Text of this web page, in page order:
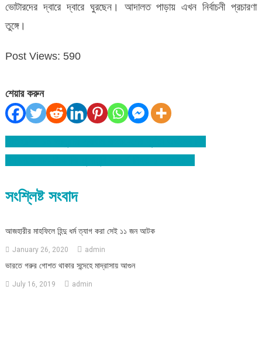
ভোটারদের দ্বারে দ্বারে ঘুরছেন। আদালত পাড়ায় এখন নির্বাচনী প্রচারণা
তুঙ্গে।
Post Views: 590
শেয়ার করুন
Post
সংশ্লিষ্ট সংবাদ
আজহারীর মাহফিলে হিন্দু ধর্ম ত্যাগ করা সেই ১১ জন আটক
January 26, 2020 admin
ভারতে গরুর গোশত থাকার সন্দেহে মাদ্রাসায় আগুন
July 16, 2019 admin